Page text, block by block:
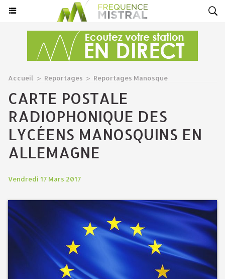
Accueil > Reportages > Reportages Manosque
CARTE POSTALE
RADIOPHONIQUE DES
LYCÉENS MANOSQUINS EN
ALLEMAGNE
Vendredi 17 Mars 2017